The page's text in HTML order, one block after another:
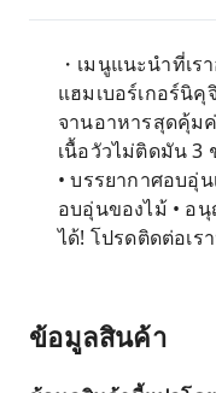
・เมนูแนะนำที่เ
แฮมเบอร์เกอร์นิคุ
จานอาหารสุดคุ้ม
เนื้อวัวไม่ติดมัน 3
• บรรยากาศอบอุ่
อบอุ่นของไม้ • อ
ได้! โปรดติดต่อเร
ข้อมูลสินค้า